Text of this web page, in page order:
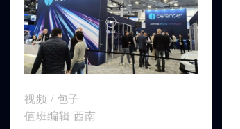
视频 / 包子
值班编辑 西南